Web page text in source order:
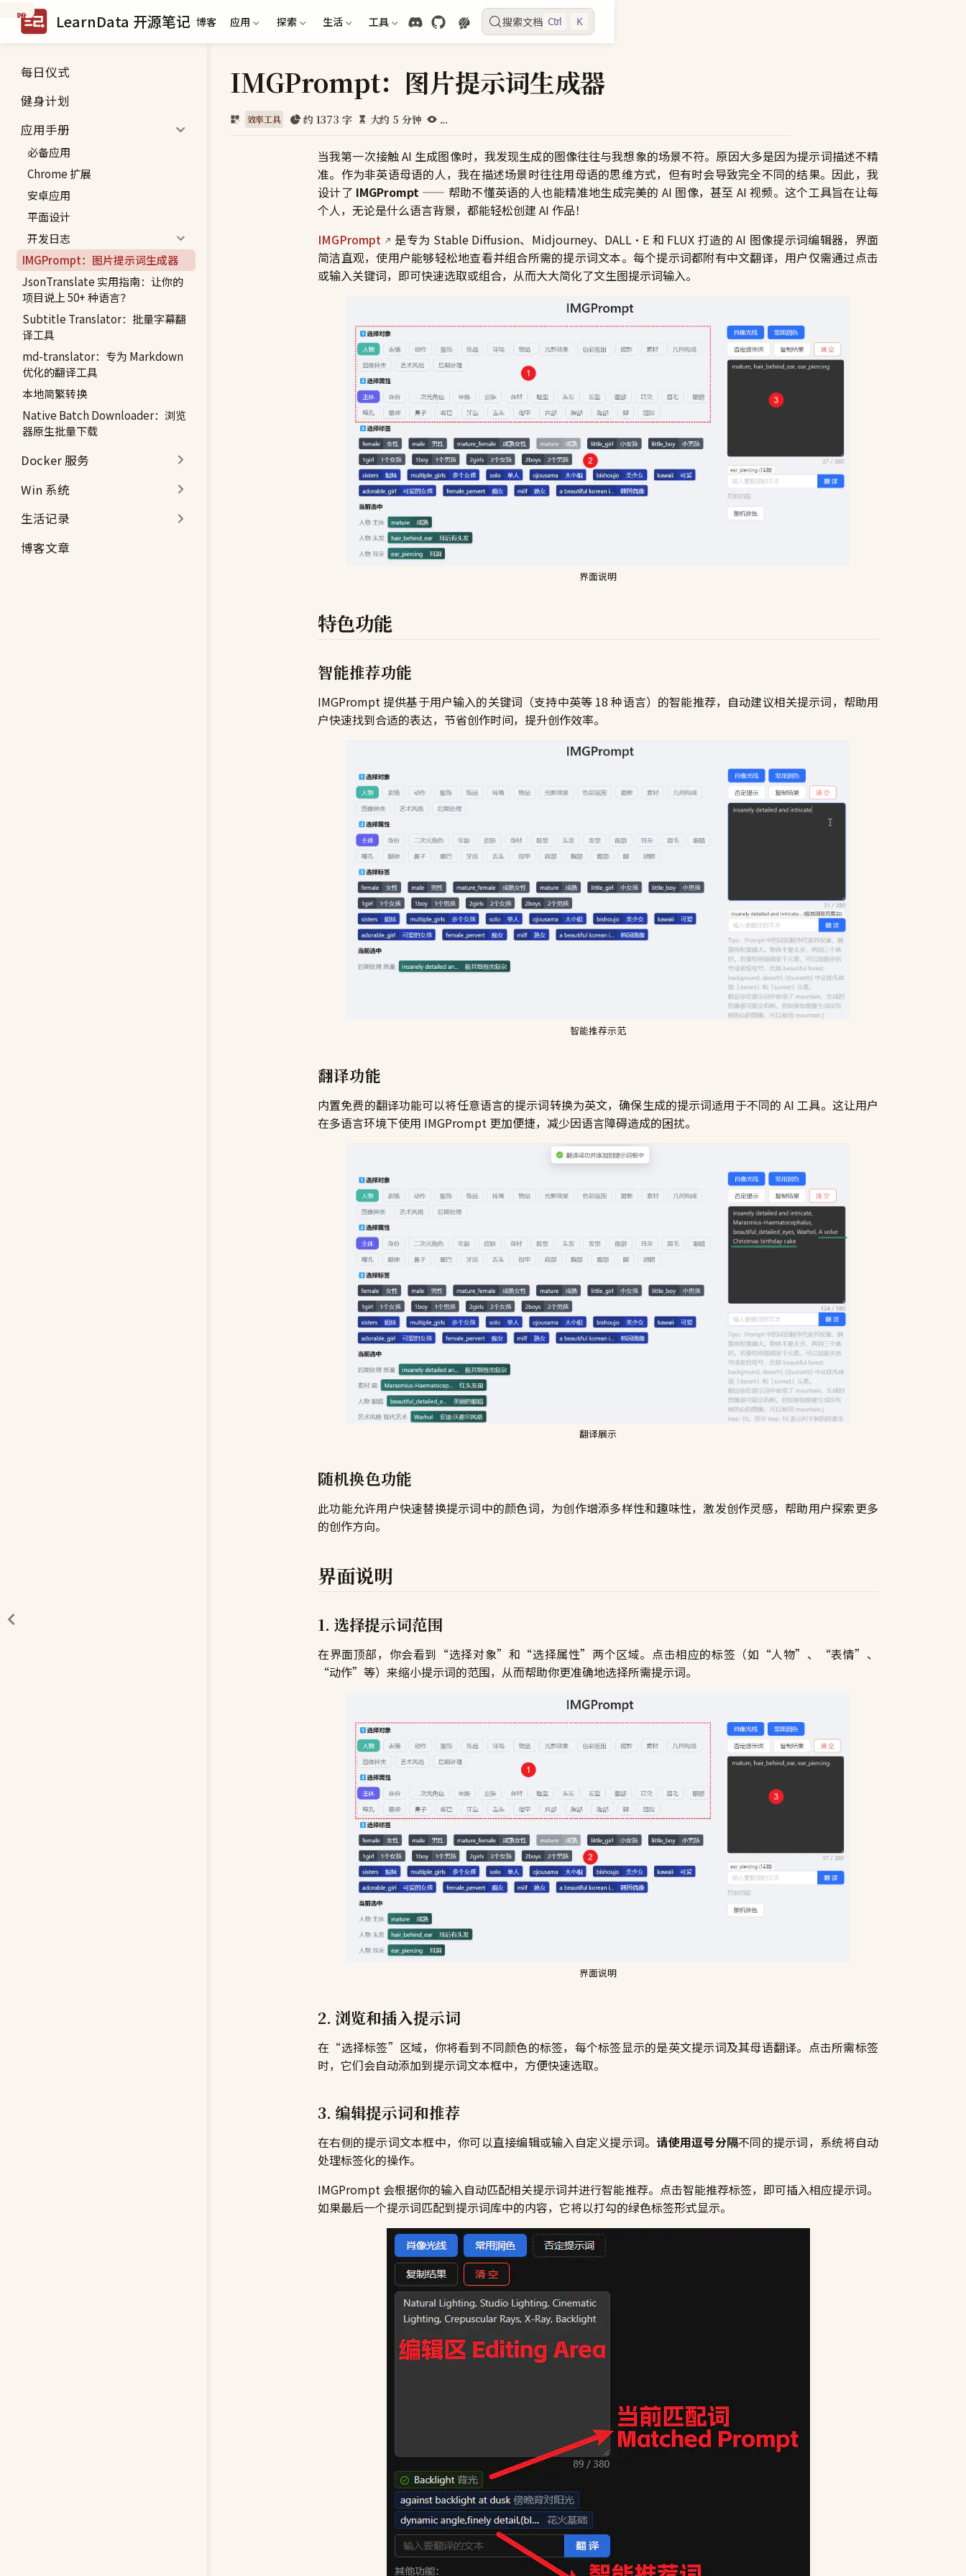
跳
到
主
内
容
LearnData 开源笔记 博客 应用 探索 生活 工具 搜索文档 Ctrl K
每日仪式
健身计划
应用手册
必备应用
Chrome 扩展
安卓应用
平面设计
开发日志
IMGPrompt：图片提示词生成器
JsonTranslate 实用指南：让你的
项目说上 50+ 种语言？
Subtitle Translator：批量字幕翻
译工具
md-translator：专为 Markdown
优化的翻译工具
本地简繁转换
Native Batch Downloader：浏览
器原生批量下载
Docker 服务
Win 系统
生活记录
博客文章
IMGPrompt：图片提示词生成器
效率工具 约 1373 字 大约 5 分钟 ...
当我第一次接触 AI 生成图像时，我发现生成的图像往往与我想象的场景不符。原因大多是因为提示词描述不精
准。作为非英语母语的人，我在描述场景时往往用母语的思维方式，但有时会导致完全不同的结果。因此，我
设计了 IMGPrompt —— 帮助不懂英语的人也能精准地生成完美的 AI 图像，甚至 AI 视频。这个工具旨在让每
个人，无论是什么语言背景，都能轻松创建 AI 作品！
IMGPrompt
是专为 Stable Diffusion、Midjourney、DALL·E 和 FLUX 打造的 AI 图像提示词编辑器，界面
简洁直观，使用户能够轻松地查看并组合所需的提示词文本。每个提示词都附有中文翻译，用户仅需通过点击
或输入关键词，即可快速选取或组合，从而大大简化了文生图提示词输入。
界面说明
特色功能
智能推荐功能
IMGPrompt 提供基于用户输入的关键词（支持中英等 18 种语言）的智能推荐，自动建议相关提示词，帮助用
户快速找到合适的表达，节省创作时间，提升创作效率。
智能推荐示范
翻译功能
内置免费的翻译功能可以将任意语言的提示词转换为英文，确保生成的提示词适用于不同的 AI 工具。这让用户
在多语言环境下使用 IMGPrompt 更加便捷，减少因语言障碍造成的困扰。
翻译展示
随机换色功能
此功能允许用户快速替换提示词中的颜色词，为创作增添多样性和趣味性，激发创作灵感，帮助用户探索更多
的创作方向。
界面说明
1. 选择提示词范围
在界面顶部，你会看到“选择对象”和“选择属性”两个区域。点击相应的标签（如“人物”、“表情”、
“动作”等）来缩小提示词的范围，从而帮助你更准确地选择所需提示词。
界面说明
2. 浏览和插入提示词
在“选择标签”区域，你将看到不同颜色的标签，每个标签显示的是英文提示词及其母语翻译。点击所需标签
时，它们会自动添加到提示词文本框中，方便快速选取。
3. 编辑提示词和推荐
在右侧的提示词文本框中，你可以直接编辑或输入自定义提示词。请使用逗号分隔不同的提示词，系统将自动
处理标签化的操作。
IMGPrompt 会根据你的输入自动匹配相关提示词并进行智能推荐。点击智能推荐标签，即可插入相应提示词。
如果最后一个提示词匹配到提示词库中的内容，它将以打勾的绿色标签形式显示。